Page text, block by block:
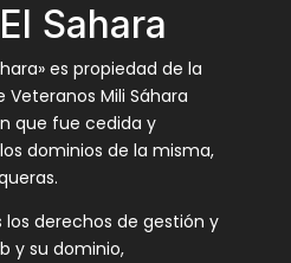
Sahara
es propiedad de la
Veteranos Mili Sáhara
que fue cedida y
dominios de la misma,
los derechos de gestión y
y su dominio,